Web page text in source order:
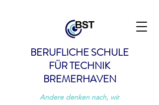
BERUFLICHE SCHULE
FÜR TECHNIK
BREMERHAVEN
Andere denken nach, wir